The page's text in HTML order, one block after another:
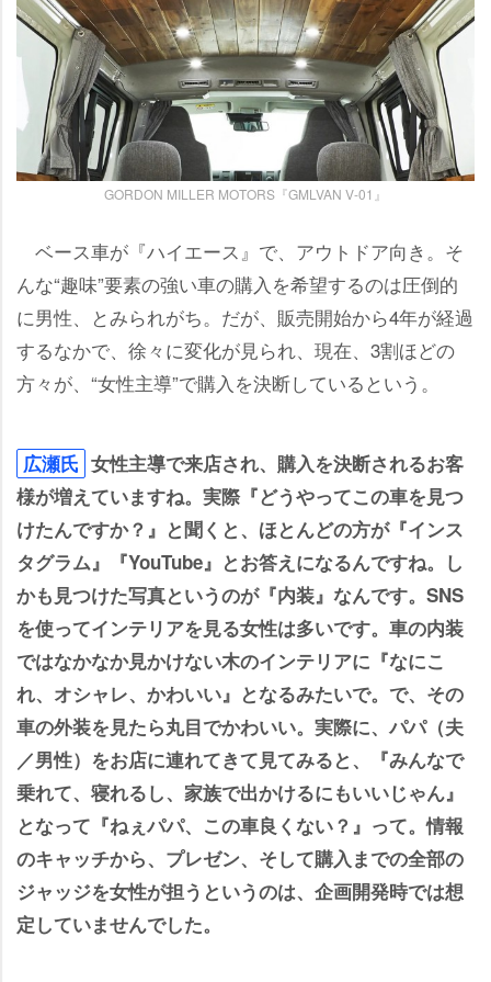
GORDON MILLER MOTORS『GMLVAN V-01』
ベース車が『ハイエース』で、アウトドア向き。そ
んな“趣味”要素の強い車の購入を希望するのは圧倒的
に男性、とみられがち。だが、販売開始から4年が経過
するなかで、徐々に変化が見られ、現在、3割ほどの
方々が、“女性主導”で購入を決断しているという。
広瀬氏 女性主導で来店され、購入を決断されるお客
様が増えていますね。実際『どうやってこの車を見つ
けたんですか？』と聞くと、ほとんどの方が『インス
タグラム』『YouTube』とお答えになるんですね。し
かも見つけた写真というのが『内装』なんです。SNS
を使ってインテリアを見る女性は多いです。車の内装
ではなかなか見かけない木のインテリアに『なにこ
れ、オシャレ、かわいい』となるみたいで。で、その
車の外装を見たら丸目でかわいい。実際に、パパ（夫
／男性）をお店に連れてきて見てみると、『みんなで
乗れて、寝れるし、家族で出かけるにもいいじゃん』
となって『ねぇパパ、この車良くない？』って。情報
のキャッチから、プレゼン、そして購入までの全部の
ジャッジを女性が担うというのは、企画開発時では想
定していませんでした。